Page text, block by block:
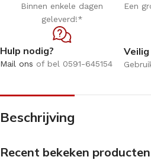
Binnen enkele dagen
geleverd!*
Een
Hulp nodig?
Mail ons of bel 0591-645154
Beschrijving
Recent bekeken producten